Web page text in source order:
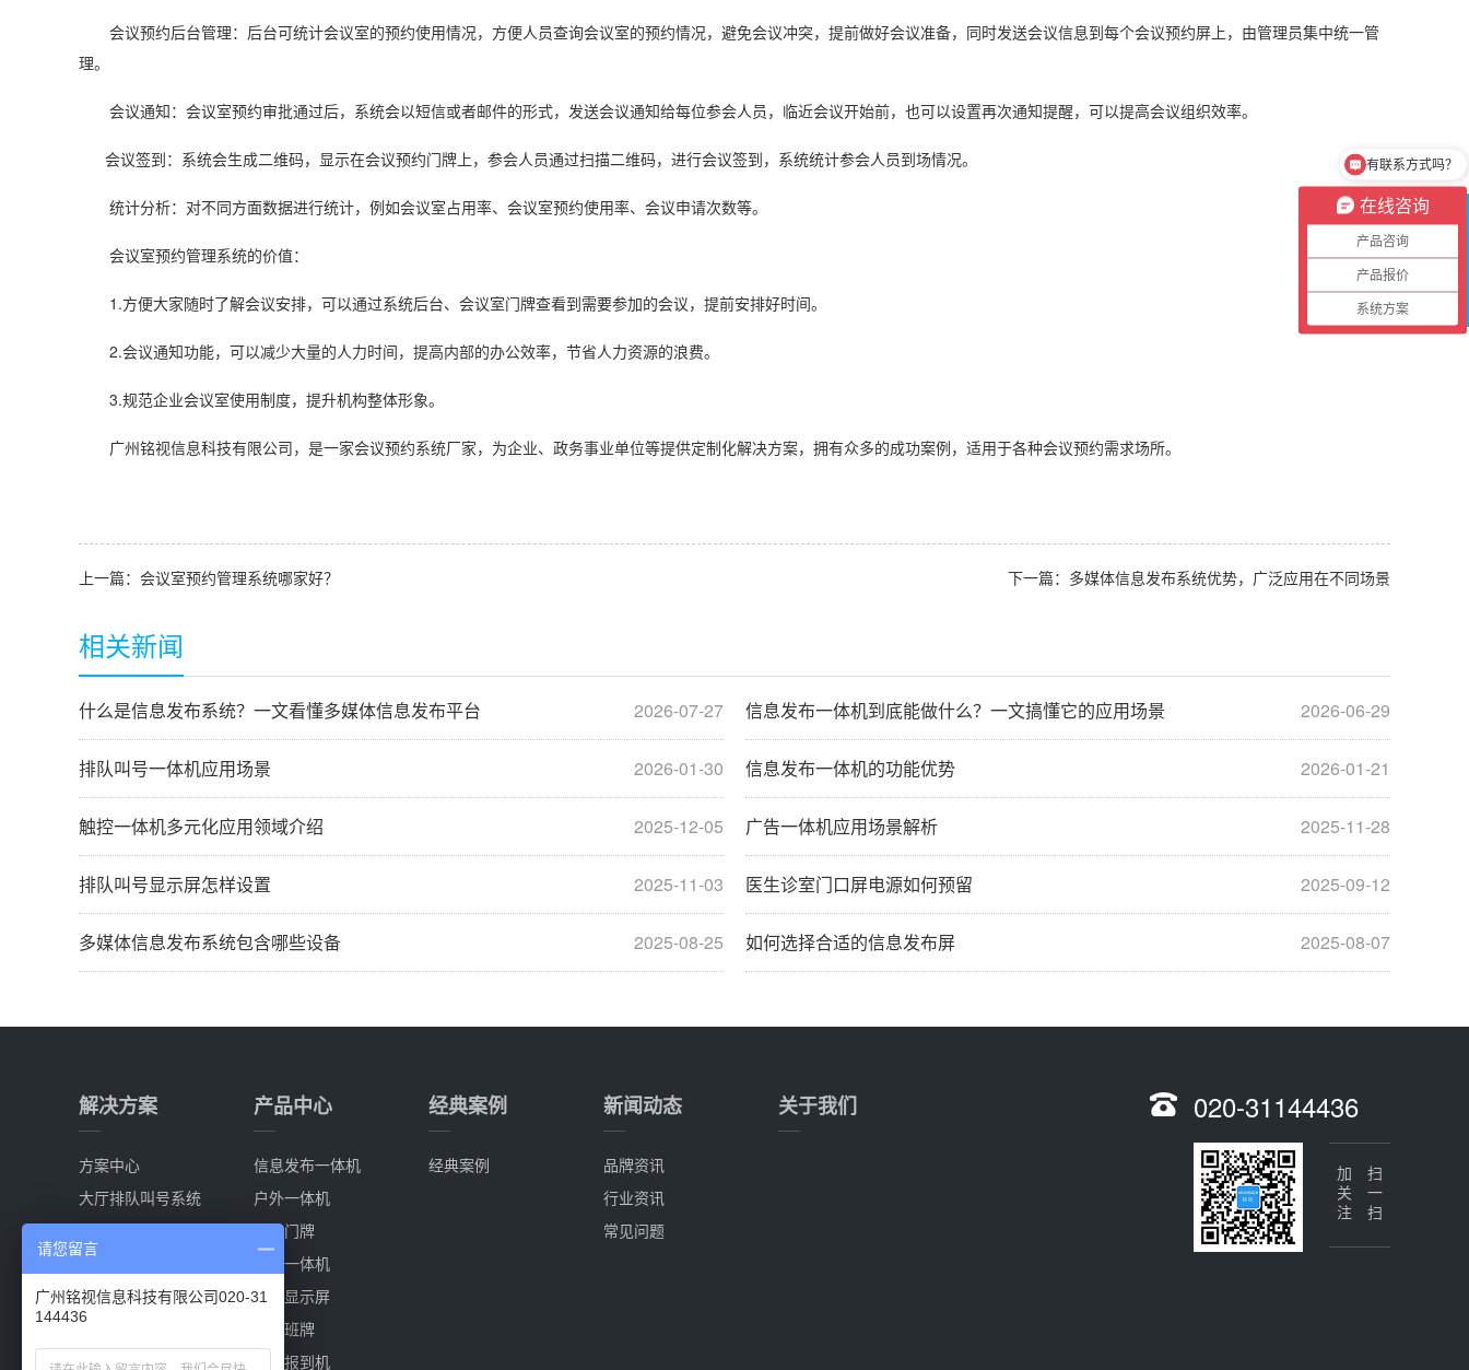
会议预约后台管理：后台可统计会议室的预约使用情况，方便人员查询会议室的预约情况，避免会议冲突，提前做好会议准备，同时发送会议信息到每个会议预约屏上，由管理员集中统一管
理。
会议通知：会议室预约审批通过后，系统会以短信或者邮件的形式，发送会议通知给每位参会人员，临近会议开始前，也可以设置再次通知提醒，可以提高会议组织效率。
会议签到：系统会生成二维码，显示在会议预约门牌上，参会人员通过扫描二维码，进行会议签到，系统统计参会人员到场情况。
统计分析：对不同方面数据进行统计，例如会议室占用率、会议室预约使用率、会议申请次数等。
会议室预约管理系统的价值：
1.方便大家随时了解会议安排，可以通过系统后台、会议室门牌查看到需要参加的会议，提前安排好时间。
2.会议通知功能，可以减少大量的人力时间，提高内部的办公效率，节省人力资源的浪费。
3.规范企业会议室使用制度，提升机构整体形象。
广州铭视信息科技有限公司，是一家会议预约系统厂家，为企业、政务事业单位等提供定制化解决方案，拥有众多的成功案例，适用于各种会议预约需求场所。
上一篇： 会议室预约管理系统哪家好？ 下一篇： 多媒体信息发布系统优势，广泛应用在不同场景
相关新闻
2026-07-27
什么是信息发布系统？一文看懂多媒体信息发布平台 2026-06-29
信息发布一体机到底能做什么？一文搞懂它的应用场景
2026-01-30
排队叫号一体机应用场景 2026-01-21
信息发布一体机的功能优势
2025-12-05
触控一体机多元化应用领域介绍 2025-11-28
广告一体机应用场景解析
2025-11-03
排队叫号显示屏怎样设置 2025-09-12
医生诊室门口屏电源如何预留
2025-08-25
多媒体信息发布系统包含哪些设备 2025-08-07
如何选择合适的信息发布屏
解决方案
方案中心
大厅排队叫号系统
分诊排队叫号系统
多媒体信息发布系统
会议室预定系统
电子班牌系统
产品中心
信息发布一体机
户外一体机
电子门牌
触控一体机
叫号显示屏
电子班牌
自助报到机
经典案例
经典案例
新闻动态
品牌资讯
行业资讯
常见问题
关于我们 020-31144436
扫一扫
加关注
在
客
在线咨询
产品咨询
产品报价
系统方案
有联系方式吗？
请您留言
广州铭视信息科技有限公司020-31
144436